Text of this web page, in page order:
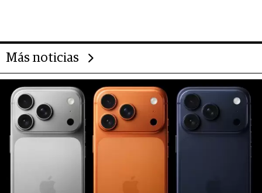
Más noticias